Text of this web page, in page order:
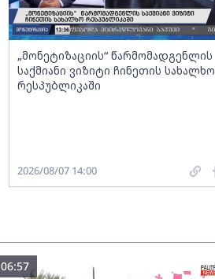
„მონეტიზაციის“ წარმომადგენლის
საქმიანი ვიზიტი ჩინეთის სახალხო
რესპუბლიკაში
2026/08/07 14:00
06:57